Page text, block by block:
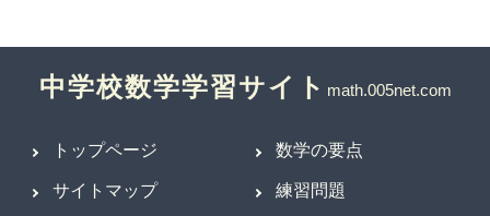
中学校数学学習サイト
トップページ
サイトマップ
数学の要点
練習問題